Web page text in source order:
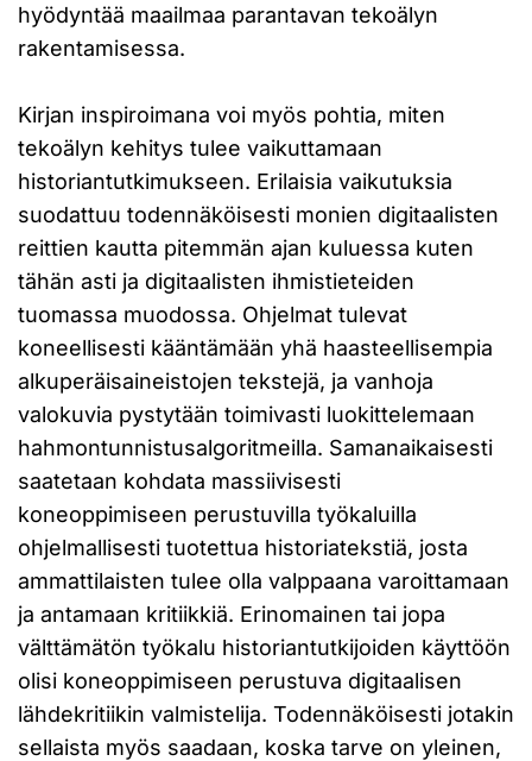
hyödyntää maailmaa parantavan tekoälyn
rakentamisessa.
Kirjan inspiroimana voi myös pohtia, miten
tekoälyn kehitys tulee vaikuttamaan
historiantutkimukseen. Erilaisia vaikutuksia
suodattuu todennäköisesti monien digitaalisten
reittien kautta pitemmän ajan kuluessa kuten
tähän asti ja digitaalisten ihmistieteiden
tuomassa muodossa. Ohjelmat tulevat
koneellisesti kääntämään yhä haasteellisempia
alkuperäisaineistojen tekstejä, ja vanhoja
valokuvia pystytään toimivasti luokittelemaan
hahmontunnistusalgoritmeilla. Samanaikaisesti
saatetaan kohdata massiivisesti
koneoppimiseen perustuvilla työkaluilla
ohjelmallisesti tuotettua historiatekstiä, josta
ammattilaisten tulee olla valppaana varoittamaan
ja antamaan kritiikkiä. Erinomainen tai jopa
välttämätön työkalu historiantutkijoiden käyttöön
olisi koneoppimiseen perustuva digitaalisen
lähdekritiikin valmistelija. Todennäköisesti jotakin
sellaista myös saadaan, koska tarve on yleinen,